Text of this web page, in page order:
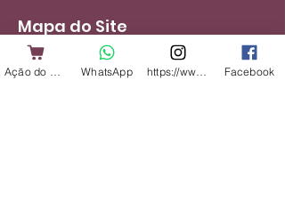
Mapa do Site
Cães
WhatsApp Facebook